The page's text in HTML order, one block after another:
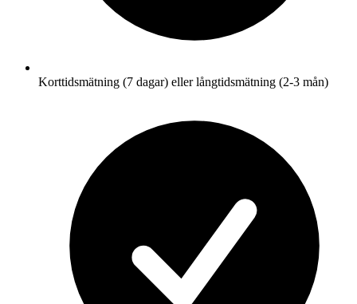
Korttidsmätning (7 dagar) eller långtidsmätning (2-3 mån)